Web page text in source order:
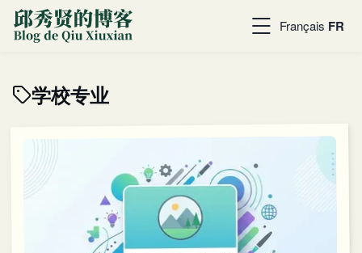
Français FR
学校专业